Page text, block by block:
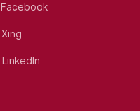
Facebook
Xing
LinkedIn